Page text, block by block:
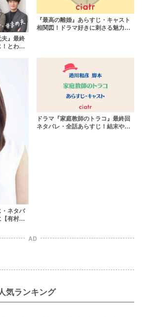
夫』最終
とわ子
『最高の離婚』あらすじ・キャスト
相関図！ドラマ好きに刺さる魅力を
・ネタバ
有村架
ドラマ『家庭教師のトラコ』最終回
ネタバレ・全話あらすじ！結末やト
AD
気ランキング